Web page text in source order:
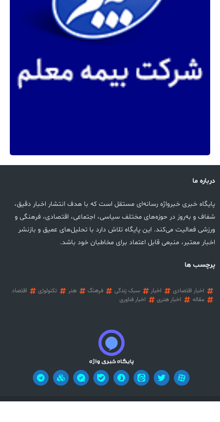
درباره ما
پایگاه خبری خبرواژه رسانه‌ای مستقل است که با هدف انتشار اخبار دقیق،
شفاف و به‌روز در حوزه‌های مختلف سیاسی، اجتماعی، اقتصادی، فرهنگی و
ورزشی فعالیت می‌کند. این پایگاه تلاش دارد با تحلیل‌های عمیق و بازنشر
اخبار معتبر، منبعی قابل اعتماد برای مخاطبان خود باشد.
پرچسب ها
اخبار اقتصادی اخبار سبک زندگی فرهنگ هنر تکنولوژی
اقتصاد
مقاله
اخبار هنری اخبار فناوری